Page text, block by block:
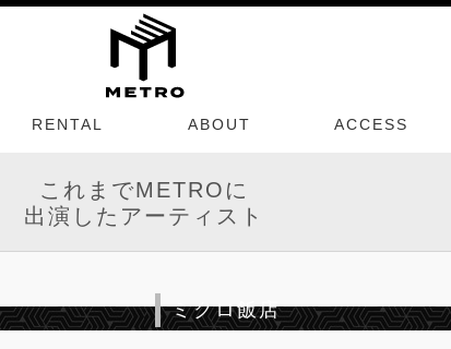
RENTAL ABOUT ACCESS
これまでMETROに
出演したアーティスト
ミクロ飯店